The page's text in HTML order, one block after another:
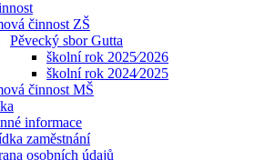
činnost ZŠ
Pěvecký sbor Gutta
školní rok 2025⁄2026
školní rok 2024⁄2025
činnost MŠ
informace
zaměstnání
osobních údajů